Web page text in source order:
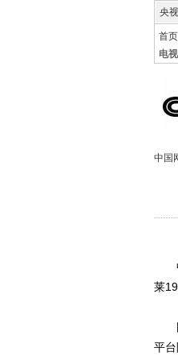
央
首页
电视
中国
中
莱
国
平